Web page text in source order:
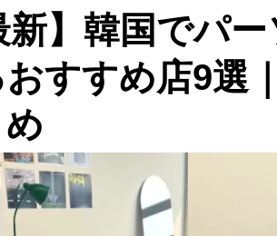
新】韓国でパ
すすめ店9選